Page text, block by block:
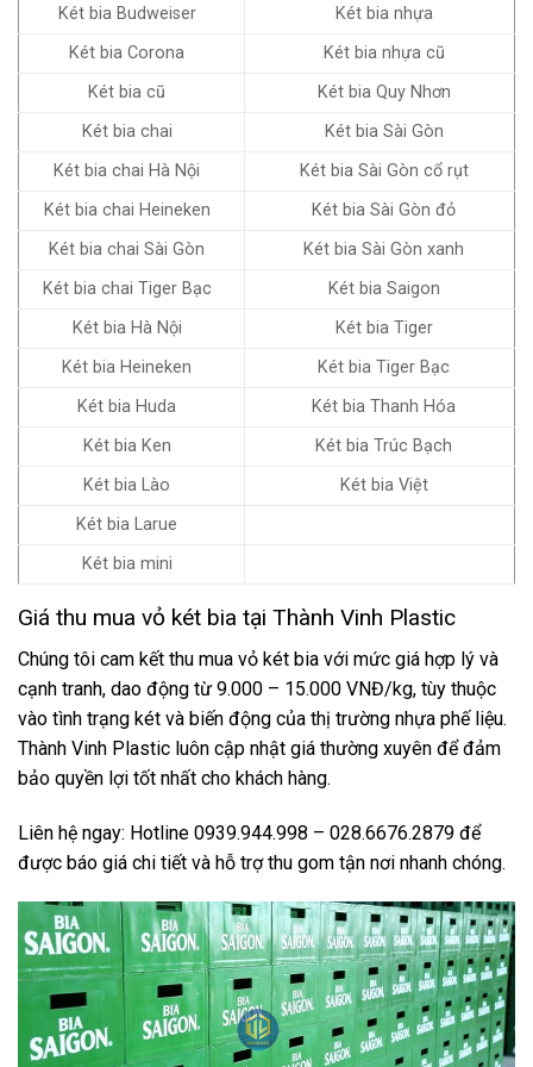
Két bia Budweiser
Két bia nhựa
Két bia Corona
Két bia nhựa cũ
Két bia cũ
Két bia Quy Nhơn
Két bia chai
Két bia Sài Gòn
Két bia chai Hà Nội
Két bia Sài Gòn cổ rụt
Két bia chai Heineken
Két bia Sài Gòn đỏ
Két bia chai Sài Gòn
Két bia Sài Gòn xanh
Két bia chai Tiger Bạc
Két bia Saigon
Két bia Hà Nội
Két bia Tiger
Két bia Heineken
Két bia Tiger Bạc
Két bia Huda
Két bia Thanh Hóa
Két bia Ken
Két bia Trúc Bạch
Két bia Lào
Két bia Việt
Két bia Larue
Két bia mini
Giá thu mua vỏ két bia tại Thành Vinh Plastic
Chúng tôi cam kết thu mua vỏ két bia với mức giá hợp lý và
cạnh tranh, dao động từ 9.000 – 15.000 VNĐ/kg, tùy thuộc
vào tình trạng két và biến động của thị trường nhựa phế liệu.
Thành Vinh Plastic luôn cập nhật giá thường xuyên để đảm
bảo quyền lợi tốt nhất cho khách hàng.
Liên hệ ngay: Hotline 0939.944.998 – 028.6676.2879 để
được báo giá chi tiết và hỗ trợ thu gom tận nơi nhanh chóng.